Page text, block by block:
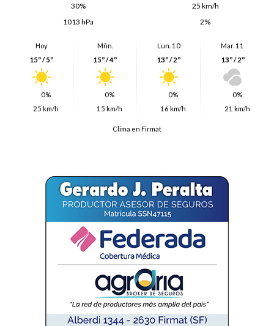
30%
25 km/h
1013 hPa
2%
Hoy
15º / 5º
0%
25 km/h
Mñn.
15º / 4º
0%
15 km/h
Lun. 10
13º / 2º
0%
16 km/h
Mar. 11
13º / 2º
0%
21 km/h
Clima en Firmat